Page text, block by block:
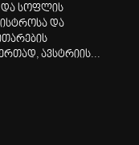
და სოფლის
და
ავსტრიის...